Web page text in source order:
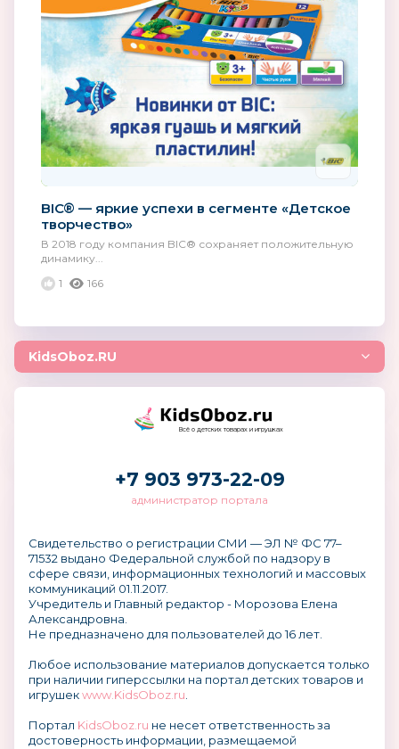
BIC® — яркие успехи в сегменте «Детское
творчество»
В 2018 году компания BIC® сохраняет положительную
динамику...
1
166
KidsOboz.RU
Всё о детских товарах и игрушках
+7 903 973-22-09
администратор портала
Свидетельство о регистрации СМИ — ЭЛ № ФС 77–
71532 выдано Федеральной службой по надзору в
сфере связи, информационных технологий и массовых
коммуникаций 01.11.2017.
Учредитель и Главный редактор - Морозова Елена
Александровна.
Не предназначено для пользователей до 16 лет.
Любое использование материалов допускается только
при наличии гиперссылки на портал детских товаров и
игрушекwww.KidsOboz.ru
Портал KidsOboz.ru не несет ответственность за
достоверность информации, размещаемой